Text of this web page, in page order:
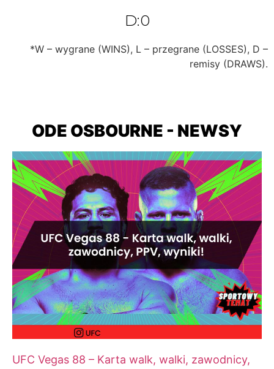
D:0
*W – wygrane (WINS), L – przegrane (LOSSES), D –
remisy (DRAWS).
ODE OSBOURNE - NEWSY
UFC Vegas 88 – Karta walk, walki, zawodnicy,